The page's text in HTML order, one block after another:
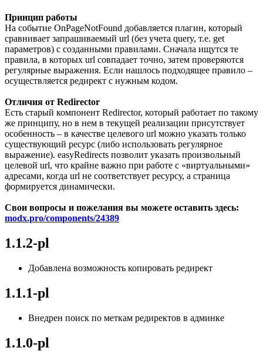
Принцип работы
На событие OnPageNotFound добавляется плагин, который
сравнивает запрашиваемый url (без учета query, т.е. get
параметров) с созданными правилами. Сначала ищутся те
правила, в которых url совпадает точно, затем проверяются
регулярные выражения. Если нашлось подходящее правило –
осуществляется редирект с нужным кодом.
Отличия от Redirector
Есть старый компонент Redirector, который работает по такому
же принципу, но в нем в текущей реализации присутствует
особенность – в качестве целевого url можно указать только
существующий ресурс (либо использовать регулярное
выражение). easyRedirects позволит указать произвольный
целевой url, что крайне важно при работе с «виртуальными»
адресами, когда url не соответствует ресурсу, а страница
формируется динамически.
Свои вопросы и пожелания вы можете оставить здесь:
modx.pro/components/24389
1.1.2-pl
Добавлена возможность копировать редирект
1.1.1-pl
Внедрен поиск по меткам редиректов в админке
1.1.0-pl